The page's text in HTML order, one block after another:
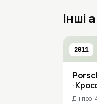
Інші
2011
·
Дніпро